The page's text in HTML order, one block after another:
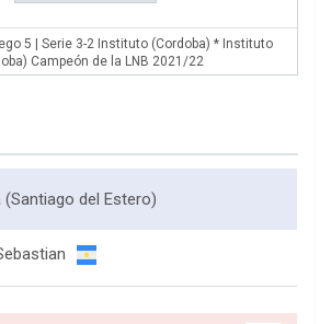
5 | Serie 3-2 Instituto (Cordoba) * Instituto
Campeón de la LNB 2021/22
(Santiago del Estero)